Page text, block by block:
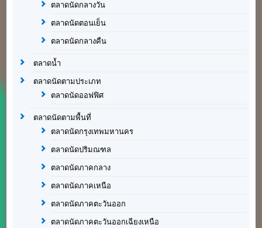
ตลาดนัดกลางวัน
ตลาดนัดตอนเย็น
ตลาดนัดกลางคืน
ตลาดน้ำ
ตลาดนัดตามประเภท
ตลาดนัดออฟฟิศ
ตลาดนัดตามพื้นที่
ตลาดนัดกรุงเทพมหานคร
ตลาดนัดปริมณฑล
ตลาดนัดภาคกลาง
ตลาดนัดภาคเหนือ
ตลาดนัดภาคตะวันออก
ตลาดนัดภาคตะวันออกเฉียงเหนือ